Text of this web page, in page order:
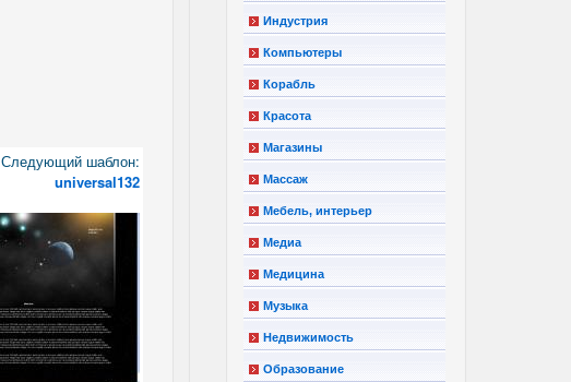
Следующий шаблон:
universal132
Индустрия
Компьютеры
Корабль
Красота
Магазины
Массаж
Мебель, интерьер
Медиа
Медицина
Музыка
Недвижимость
Образование